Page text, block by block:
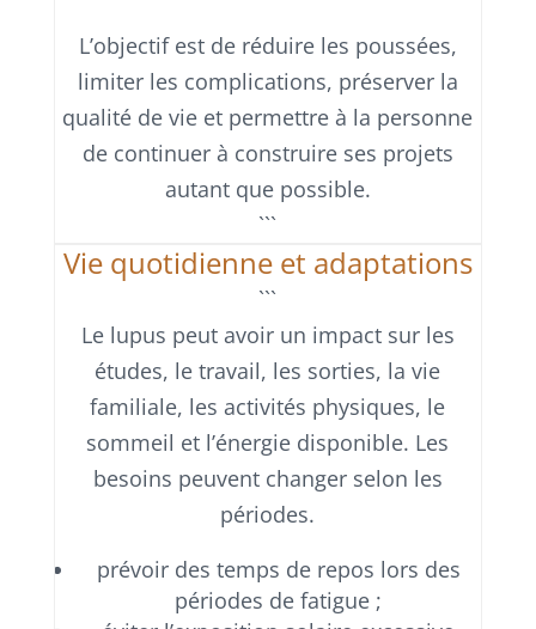
L’objectif est de réduire les poussées,
limiter les complications, préserver la
qualité de vie et permettre à la personne
de continuer à construire ses projets
autant que possible.
```
Vie quotidienne et adaptations
```
Le lupus peut avoir un impact sur les
études, le travail, les sorties, la vie
familiale, les activités physiques, le
sommeil et l’énergie disponible. Les
besoins peuvent changer selon les
périodes.
prévoir des temps de repos lors des
périodes de fatigue ;